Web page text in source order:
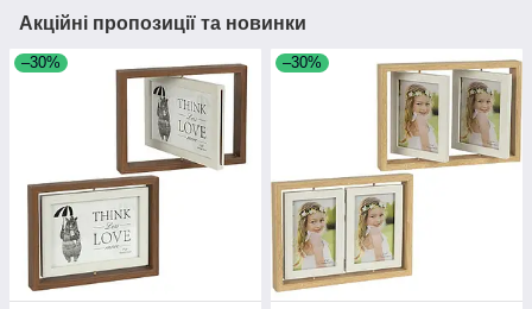
Акційні пропозиції та новинки
–30% –30%